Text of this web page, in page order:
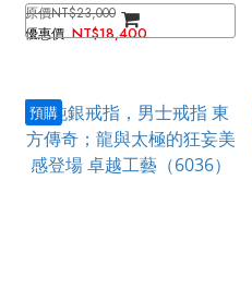
NT$23,000
NT$18,400
預購